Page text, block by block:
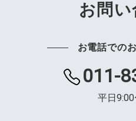
お問
お電話での
011-
平日